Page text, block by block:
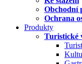
Obchodní
Ochrana
Produkty
Turistické